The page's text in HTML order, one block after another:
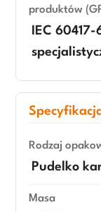
produktów
IEC
Rodzaj
Pudelko
Masa